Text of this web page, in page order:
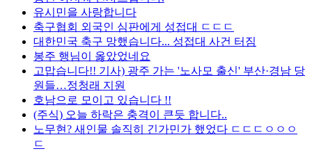
유시민을 사랑합니다
축구협회 외국인 심판에게 성접대 ㄷㄷㄷ
대한민국 축구 망했습니다... 성접대 사건 터짐
봉주 행님이 옳았었네요
고맙습니다!! 기사) 광주 가는 '노사모 출신' 부산·경남 당
원들…정청래 지원
호남으로 모이고 있습니다 !!
(주식) 오늘 하락은 충격이 큰듯 합니다..
노무현? 새인물 솔직히 긴가민가 했었다 ㄷㄷㄷㅇㅇㅇ
ㄷ